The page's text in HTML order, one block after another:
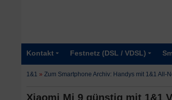
Kontakt Festnetz (DSL / VDSL)
1&1 » Zum Smartphone Archiv: Handys mit 1&1 All-
Xiaomi Mi 9 günstig mit 1&1